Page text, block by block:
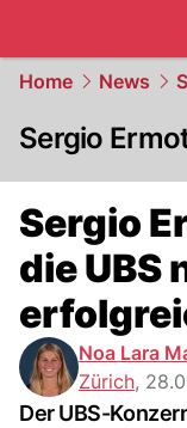
Home News
Sergio
Sergio
die UBS
Noa Lara
Zürich,
Der UBS-